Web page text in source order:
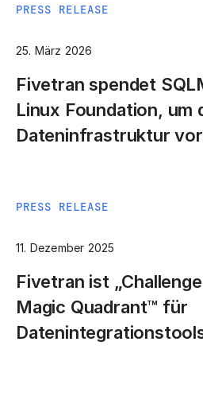
PRESS RELEASE
25. März 2026
Fivetran spendet
Linux Foundation, um
Dateninfrastruktur
PRESS RELEASE
11. Dezember 2025
Fivetran ist
Magic Quadrant™ für